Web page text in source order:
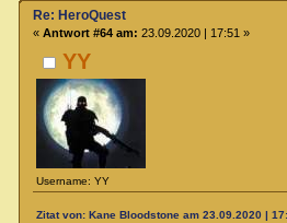
YY
Username: YY
Re: HeroQuest
« Antwort #64 am: 23.09.2020 | 17:51 »
Zitat von: Kane Bloodstone am 23.09.2020 |